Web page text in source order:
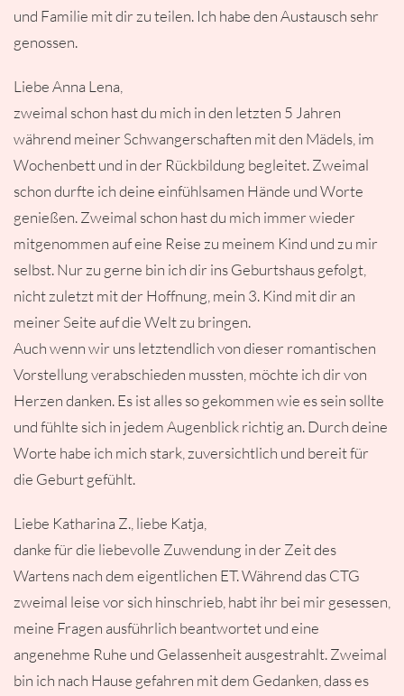
und Familie mit dir zu teilen. Ich habe den Austausch sehr
genossen.
Liebe Anna Lena,
zweimal schon hast du mich in den letzten 5 Jahren
während meiner Schwangerschaften mit den Mädels, im
Wochenbett und in der Rückbildung begleitet. Zweimal
schon durfte ich deine einfühlsamen Hände und Worte
genießen. Zweimal schon hast du mich immer wieder
mitgenommen auf eine Reise zu meinem Kind und zu mir
selbst. Nur zu gerne bin ich dir ins Geburtshaus gefolgt,
nicht zuletzt mit der Hoffnung, mein 3. Kind mit dir an
meiner Seite auf die Welt zu bringen.
Auch wenn wir uns letztendlich von dieser romantischen
Vorstellung verabschieden mussten, möchte ich dir von
Herzen danken. Es ist alles so gekommen wie es sein sollte
und fühlte sich in jedem Augenblick richtig an. Durch deine
Worte habe ich mich stark, zuversichtlich und bereit für
die Geburt gefühlt.
Liebe Katharina Z., liebe Katja,
danke für die liebevolle Zuwendung in der Zeit des
Wartens nach dem eigentlichen ET. Während das CTG
zweimal leise vor sich hinschrieb, habt ihr bei mir gesessen,
meine Fragen ausführlich beantwortet und eine
angenehme Ruhe und Gelassenheit ausgestrahlt. Zweimal
bin ich nach Hause gefahren mit dem Gedanken, dass es